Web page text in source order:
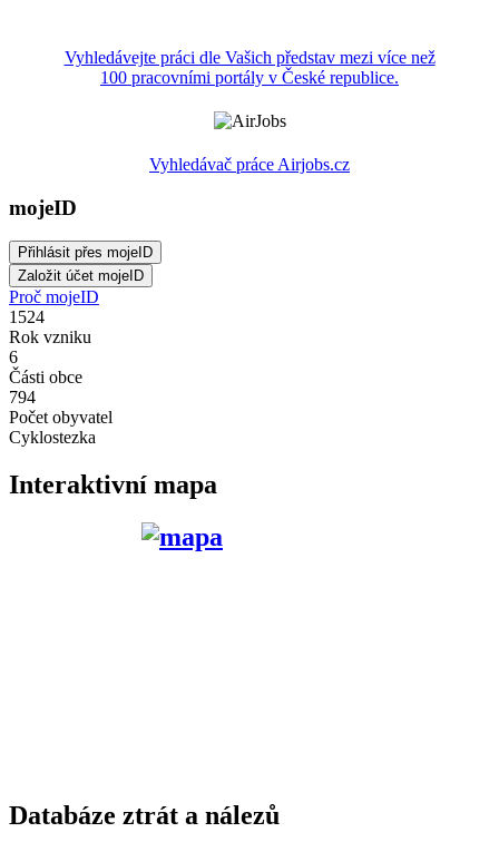
Vyhledávejte práci dle Vašich představ mezi více než
100 pracovními portály v České republice.
Vyhledávač práce Airjobs.cz
mojeID
Proč mojeID
1524
Rok vzniku
6
Části obce
794
Počet obyvatel
Cyklostezka
Interaktivní mapa
Databáze ztrát a nálezů